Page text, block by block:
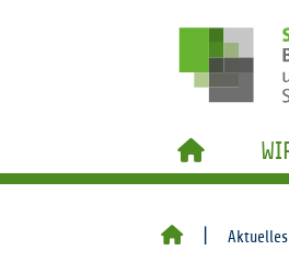
Aktuelles